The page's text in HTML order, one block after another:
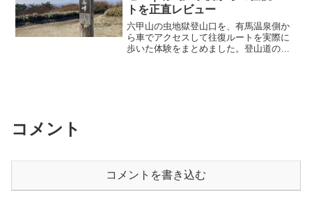
トを正直レビュー
六甲山の虫地獄登山口を、有馬温泉側か
ら車でアクセスして往復ルートを実際に
歩いた体験をまとめました。登山道の歩
コメント
コメントを書き込む